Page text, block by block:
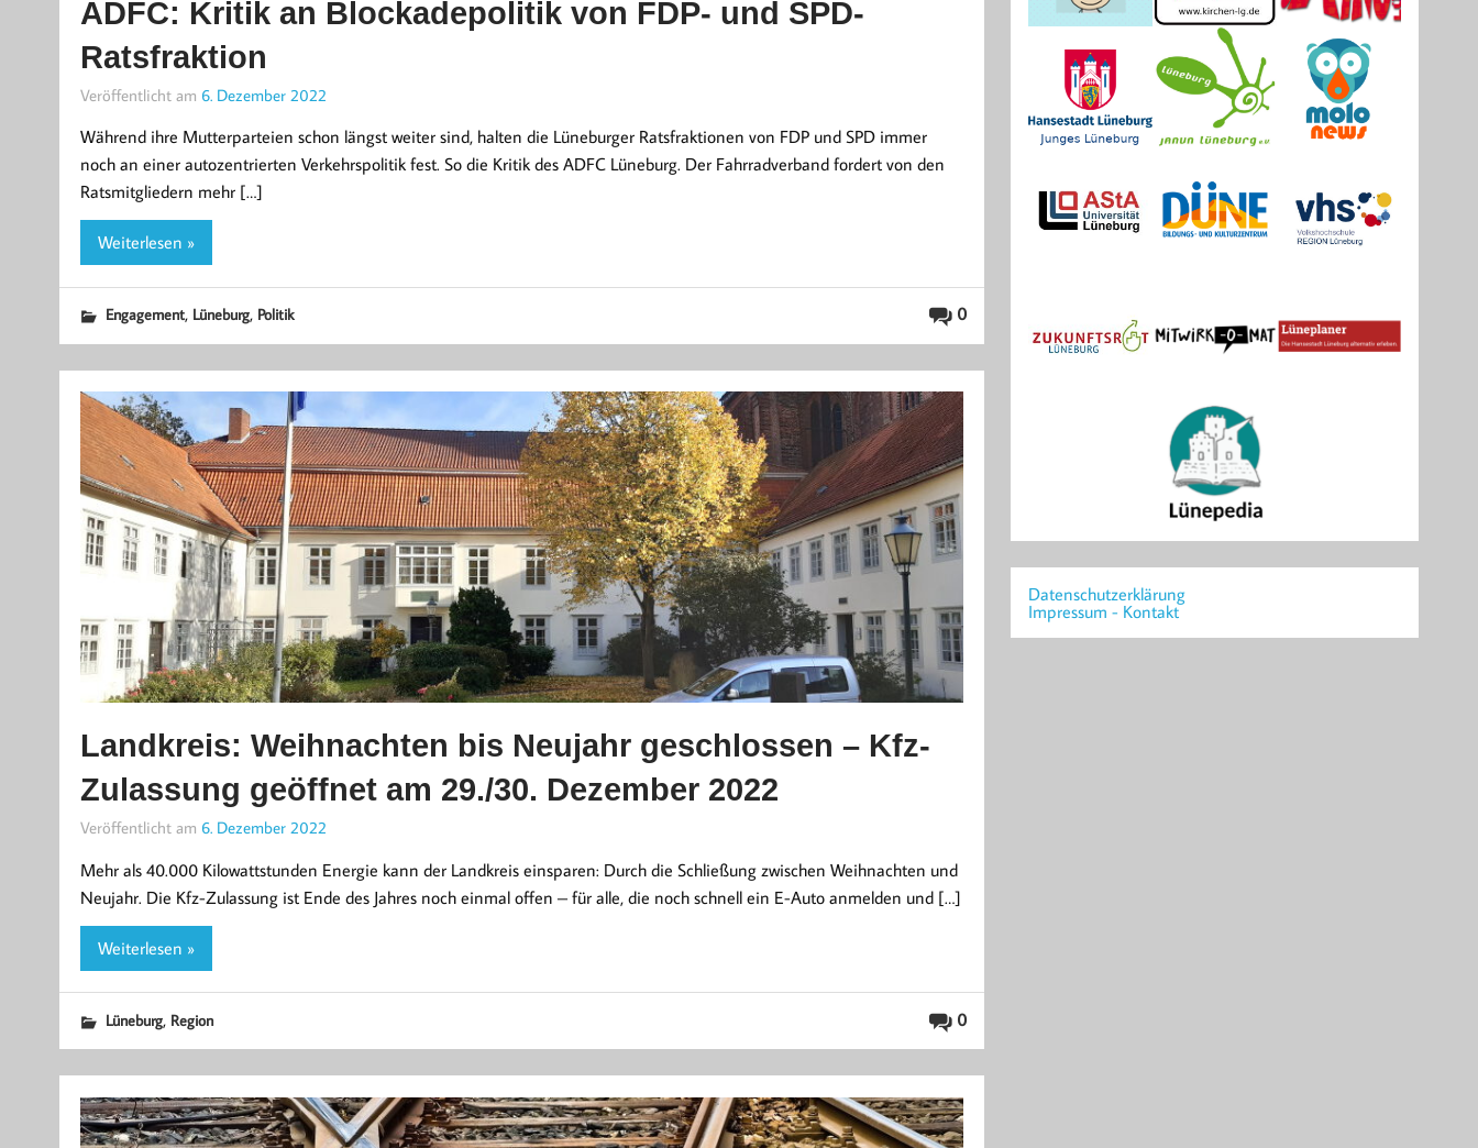
ADFC: Kritik an Blockadepolitik von FDP- und SPD-
Ratsfraktion
Veröffentlicht am 6. Dezember 2022
Während ihre Mutterparteien schon längst weiter sind, halten die Lüneburger Ratsfraktionen von FDP und SPD immer
noch an einer autozentrierten Verkehrspolitik fest. So die Kritik des ADFC Lüneburg. Der Fahrradverband fordert von den
Ratsmitgliedern mehr […]
Weiterlesen »
0
Engagement, Lüneburg, Politik
Landkreis: Weihnachten bis Neujahr geschlossen – Kfz-
Zulassung geöffnet am 29./30. Dezember 2022
Veröffentlicht am 6. Dezember 2022
Mehr als 40.000 Kilowattstunden Energie kann der Landkreis einsparen: Durch die Schließung zwischen Weihnachten und
Neujahr. Die Kfz-Zulassung ist Ende des Jahres noch einmal offen – für alle, die noch schnell ein E-Auto anmelden und […]
Weiterlesen »
0
Lüneburg, Region
Datenschutzerklärung
Impressum - Kontakt